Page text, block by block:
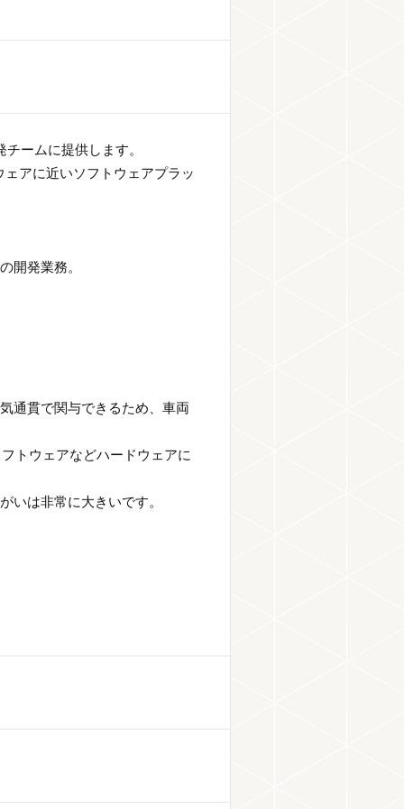
ームに提供します。
アに近いソフトウェアプラッ
開発業務。
通貫で関与できるため、車両
トウェアなどハードウェアに
いは非常に大きいです。